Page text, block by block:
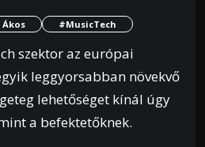
Ákos #MusicTech
szektor az európai
leggyorsabban növekvő
lehetőséget kínál úgy
a befektetőknek.